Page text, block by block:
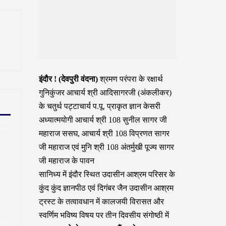
इंदौर ! (देवपुरी वंदना)श्रमण परंपरा के रक्षार्थ
गुनिकुंजर आचार्य श्री आदिसागरजी (अंकलीकर)
के चतुर्थ पट्टाचार्य प.पू. प्राकृत ज्ञान केसरी
अध्यात्मयोगी आचार्य श्री 108 सुनील सागर जी
महाराज ससघ, आचार्य श्री 108 विप्रणत सागर
जी महाराज एवं मुनि श्री 108 अंतर्मुखी पूज्य सागर
जी महाराज के पावन
सानिध्य में इंदौर स्थित उदासीन आश्रम परिसर के
कुंद कुंद ज्ञानपीठ एवं दिगंबर जैन उदासीन आश्रम
ट्रस्ट के तत्वावधान में कालजयी विरासत और
स्वर्णिम भविष्य विषय पर तीन दिवसीय संगोष्ठी में